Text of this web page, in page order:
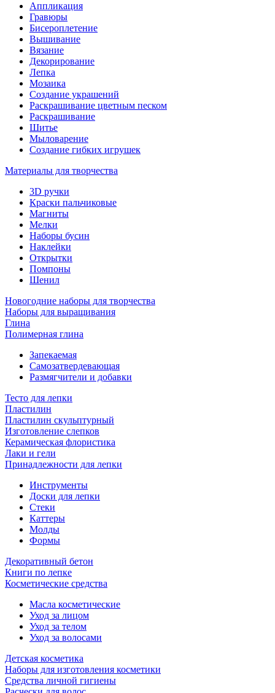
Аппликация
Гравюры
Бисероплетение
Вышивание
Вязание
Декорирование
Лепка
Мозаика
Создание украшений
Раскрашивание цветным песком
Раскрашивание
Шитье
Мыловарение
Создание гибких игрушек
Материалы для творчества
3D ручки
Краски пальчиковые
Магниты
Мелки
Наборы бусин
Наклейки
Открытки
Помпоны
Шенил
Новогодние наборы для творчества
Наборы для выращивания
Глина
Полимерная глина
Запекаемая
Самозатвердевающая
Размягчители и добавки
Тесто для лепки
Пластилин
Пластилин скульптурный
Изготовление слепков
Керамическая флористика
Лаки и гели
Принадлежности для лепки
Инструменты
Доски для лепки
Стеки
Каттеры
Молды
Формы
Декоративный бетон
Книги по лепке
Косметические средства
Масла косметические
Уход за лицом
Уход за телом
Уход за волосами
Детская косметика
Наборы для изготовления косметики
Средства личной гигиены